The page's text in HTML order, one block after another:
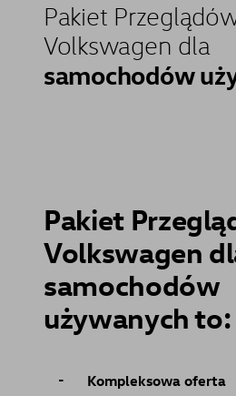
Pakiet
Volkswagen dla
samochodów
Pakiet
Volkswagen
samochodów
używanych to:
Kompleksowa oferta